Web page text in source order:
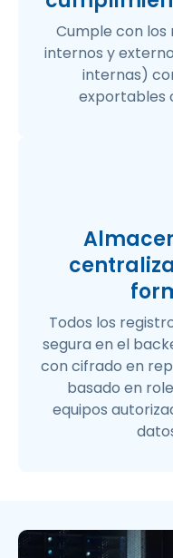
Cumple con
internos y
internas)
exportables
Todos los
segura en el
con cifrado en
basado en
equipos